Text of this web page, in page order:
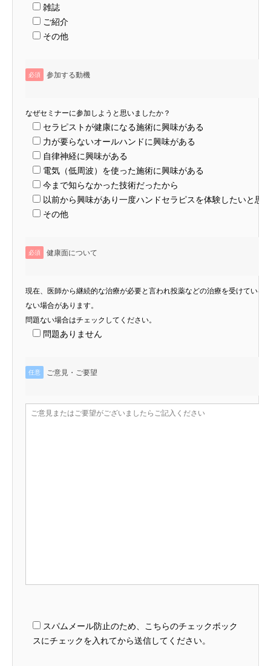
雑誌
ご紹介
その他
必須 参加する動機
なぜセミナーに参加しようと思いましたか？
セラピストが健康になる施術に興味がある
力が要らないオールハンドに興味がある
自律神経に興味がある
電気（低周波）を使った施術に興味がある
今まで知らなかった技術だったから
以前から興味があり一度ハンドセラピスを体験したいと思
その他
必須 健康面について
現在、医師から継続的な治療が必要と言われ投薬などの治療を受けている
ない場合があります。
問題ない場合はチェックしてください。
問題ありません
任意 ご意見・ご要望
スパムメール防止のため、こちらのチェックボック
スにチェックを入れてから送信してください。